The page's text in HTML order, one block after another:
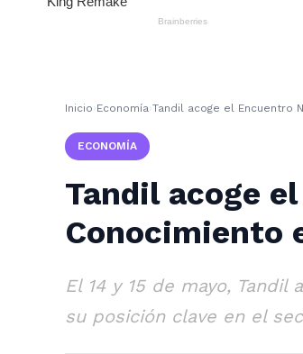
Inicio ›Economía›Tandil acoge el Encuentro
ECONOMÍA
Tandil acoge
Conocimiento
El 14 y 15 de mayo,
su posición clave en el